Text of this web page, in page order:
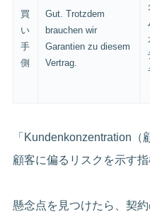
買
い
手
側
Gut. Trotzdem
brauchen wir
Garantien zu diesem
Vertrag.
「Kundenkonzentration
顧客に偏るリスクを示す指
懸念点を見つけたら、契